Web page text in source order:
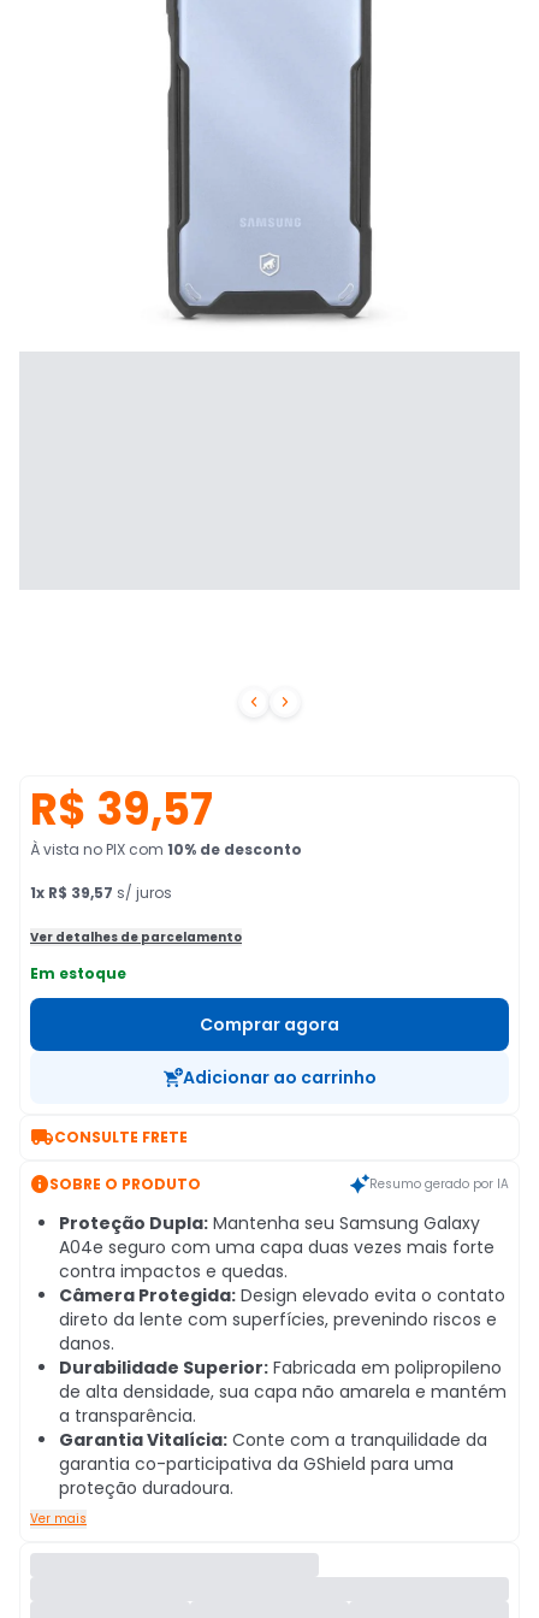
 
R$ 39,57
À vista no PIX com 10% de desconto
1x R$ 39,57 s/ juros
Ver detalhes de parcelamento
Em estoque
Comprar agora
Adicionar ao carrinho
CONSULTE FRETE
SOBRE O PRODUTO Resumo gerado por IA
Proteção Dupla: Mantenha seu Samsung Galaxy
A04e seguro com uma capa duas vezes mais forte
contra impactos e quedas.
Câmera Protegida: Design elevado evita o contato
direto da lente com superfícies, prevenindo riscos e
danos.
Durabilidade Superior: Fabricada em polipropileno
de alta densidade, sua capa não amarela e mantém
a transparência.
Garantia Vitalícia: Conte com a tranquilidade da
garantia co-participativa da GShield para uma
proteção duradoura.
Ver mais